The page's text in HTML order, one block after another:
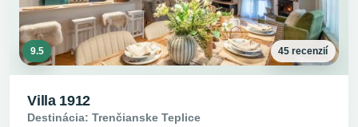
9.5 45 recenzií
Villa 1912
Destinácia: Trenčianske Teplice